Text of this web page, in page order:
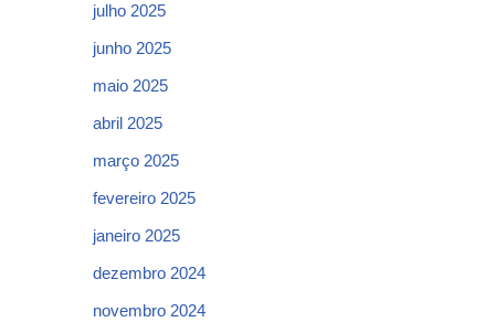
julho 2025
junho 2025
maio 2025
abril 2025
março 2025
fevereiro 2025
janeiro 2025
dezembro 2024
novembro 2024